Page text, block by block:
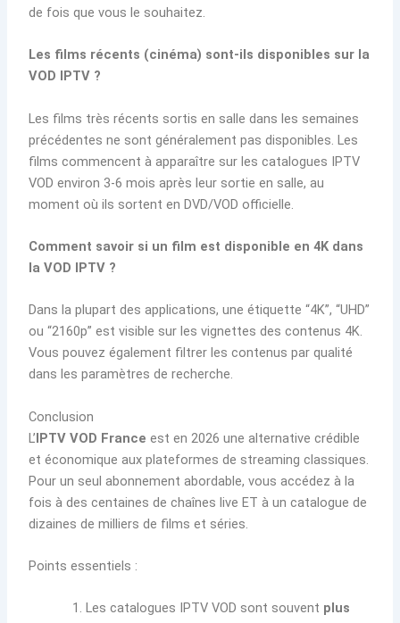
de fois que vous le souhaitez.
Les films récents (cinéma) sont-ils disponibles sur la
VOD IPTV ?
Les films très récents sortis en salle dans les semaines
précédentes ne sont généralement pas disponibles. Les
films commencent à apparaître sur les catalogues IPTV
VOD environ 3-6 mois après leur sortie en salle, au
moment où ils sortent en DVD/VOD officielle.
Comment savoir si un film est disponible en 4K dans
la VOD IPTV ?
Dans la plupart des applications, une étiquette “4K”, “UHD”
ou “2160p” est visible sur les vignettes des contenus 4K.
Vous pouvez également filtrer les contenus par qualité
dans les paramètres de recherche.
Conclusion
L’IPTV VOD France est en 2026 une alternative crédible
et économique aux plateformes de streaming classiques.
Pour un seul abonnement abordable, vous accédez à la
fois à des centaines de chaînes live ET à un catalogue de
dizaines de milliers de films et séries.
Points essentiels :
Les catalogues IPTV VOD sont souvent plus